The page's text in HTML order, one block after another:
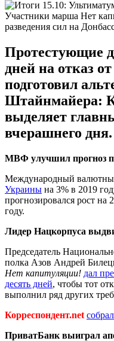
Участники марша Нет
разведения сил на
Протестующие
дней на отказ
подготовил
Штайнмайера:
выделяет
вчерашнего дня.
МВФ улучшил прогноз
Международный
Украины на 3% в 2019
прогнозировался рост на
году.
Лидер Нацкорпуса
Председатель
полка Азов Андрей
Нет капитуляции! дал
десять дней, чтобы тот
выполнил ряд других
Корреспондент.net
ПриватБанк выиграл